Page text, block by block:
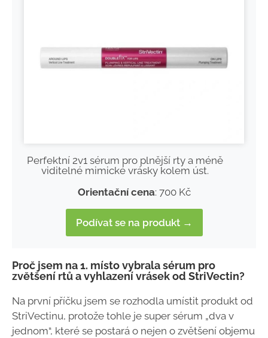
Perfektní 2v1 sérum pro plnější rty a méně
viditelné mimické vrásky kolem úst.
Orientační cena: 700 Kč
Podívat se na produkt →
Proč jsem na 1. místo vybrala sérum pro
zvětšení rtů a vyhlazení vrásek od StriVectin?
Na první příčku jsem se rozhodla umístit produkt od
StriVectinu, protože tohle je super sérum „dva v
jednom“, které se postará o nejen o zvětšení objemu